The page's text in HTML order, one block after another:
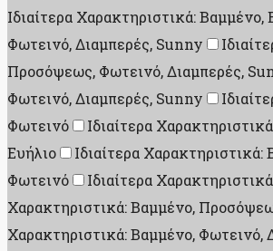
Ιδιαίτερα Χαρακτηριστικά:
Φωτεινό, Διαμπερές, Sunny
Προσόψεως, Φωτεινό, Διαμπερές,
Φωτεινό, Διαμπερές, Sunny
Φωτεινό
Ιδιαίτερα
Ευήλιο
Ιδιαίτερα
Φωτεινό
Ιδιαίτερα
Χαρακτηριστικά: Βαμμένο,
Χαρακτηριστικά: Βαμμένο, Φωτεινό,